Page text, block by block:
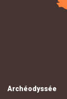
Archéodyssée